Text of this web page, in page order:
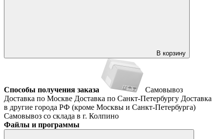
В корзину
Способы получения заказа
Самовывоз
Доставка по Москве Доставка по Санкт-Петербургу Доставка
в другие города РФ (кроме Москвы и Санкт-Петербурга)
Самовывоз со склада в г. Колпино
Файлы и программы